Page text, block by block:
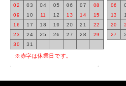
02
03 04 05 06 07
08
09
10 11 12 13 14
15
16
17 18 19 20 21
22
23
24 25 26 27 28
29
30
31
06
13
20
27
※赤字は休業日です。